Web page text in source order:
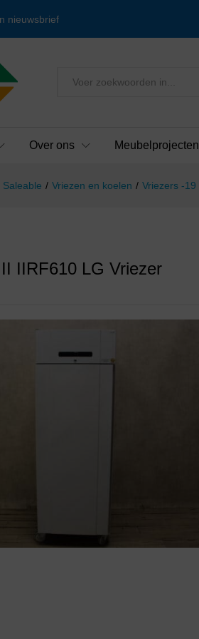
nieuwsbrief
Alles
Over ons Meubelprojecten
Saleable / Vriezen en koelen / Vriezers -19
IIRF610 LG Vriezer